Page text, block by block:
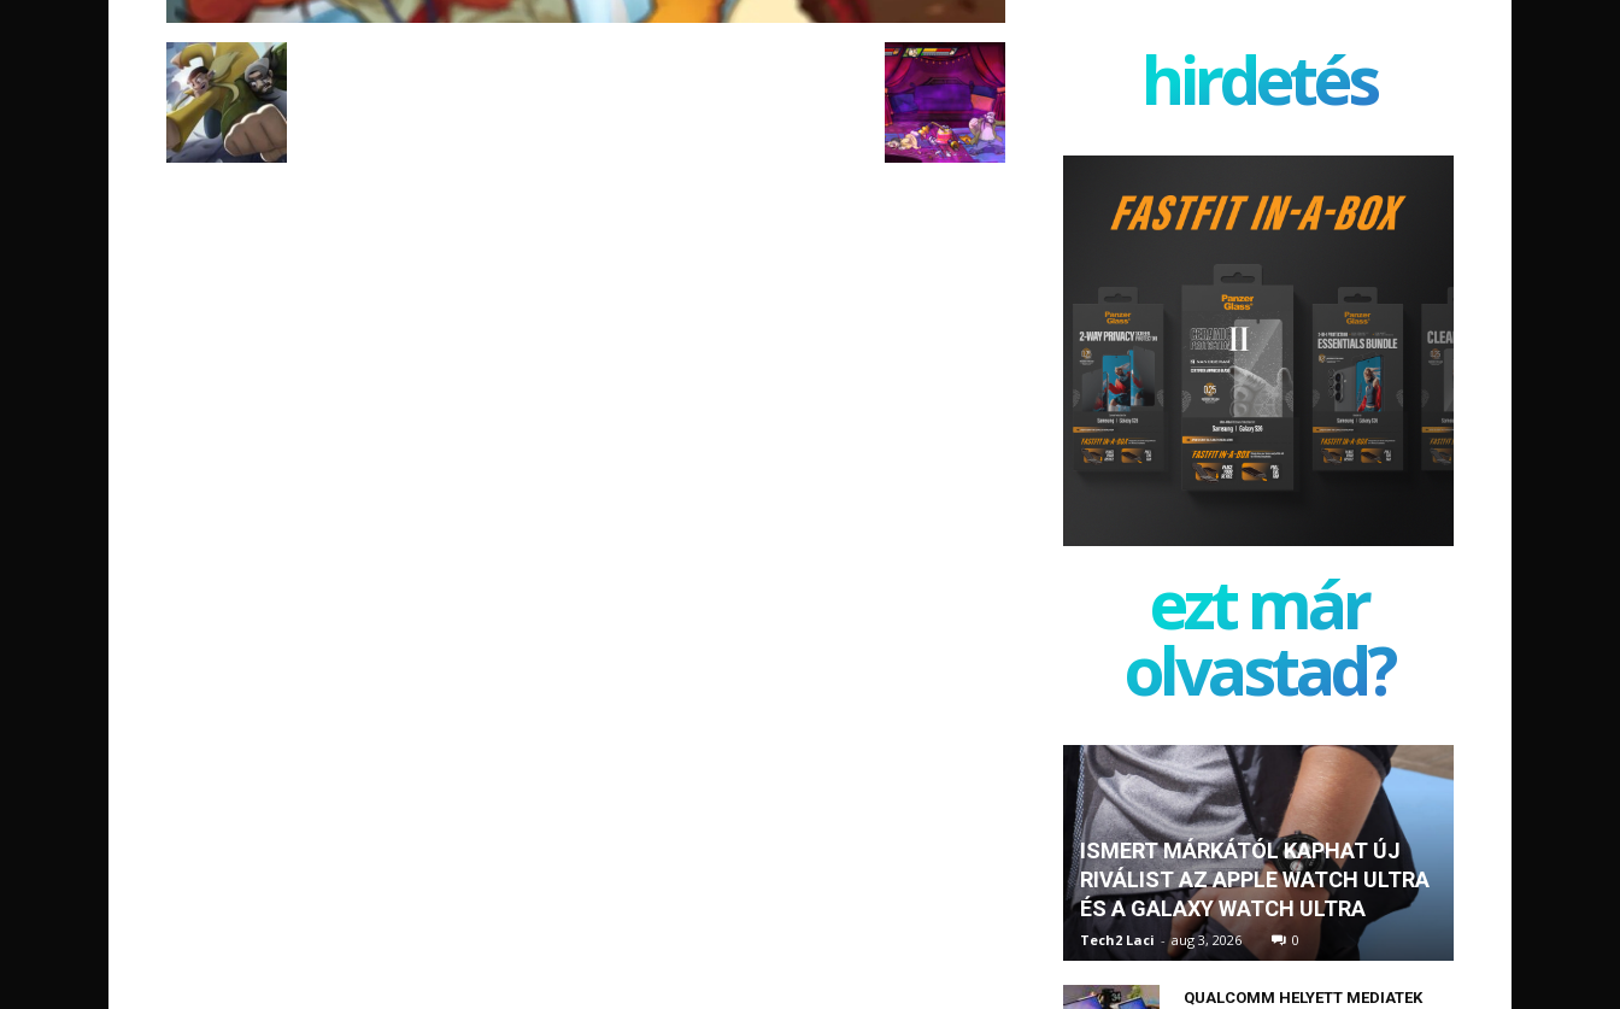
hirdetés
ezt már
olvastad?
ISMERT MÁRKÁTÓL KAPHAT ÚJ
RIVÁLIST AZ APPLE WATCH ULTRA
ÉS A GALAXY WATCH ULTRA
Tech2 Laci - aug 3, 2026 0
QUALCOMM HELYETT MEDIATEK